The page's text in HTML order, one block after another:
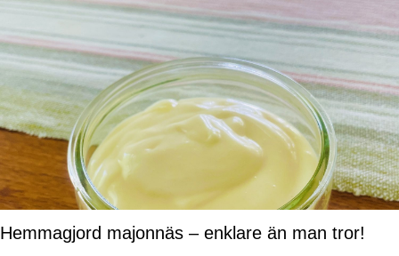
Hemmagjord majonnäs – enklare än man tror!